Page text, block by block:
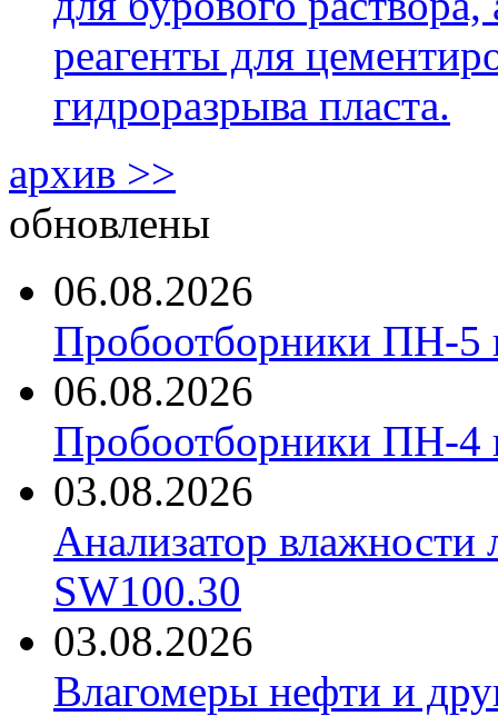
реагенты для
гидроразрыва пласта.
архив >>
обновлены
06.08.2026
Пробоотборники ПН-
06.08.2026
Пробоотборники ПН-
03.08.2026
Анализатор
SW100.30
03.08.2026
Влагомеры нефти и